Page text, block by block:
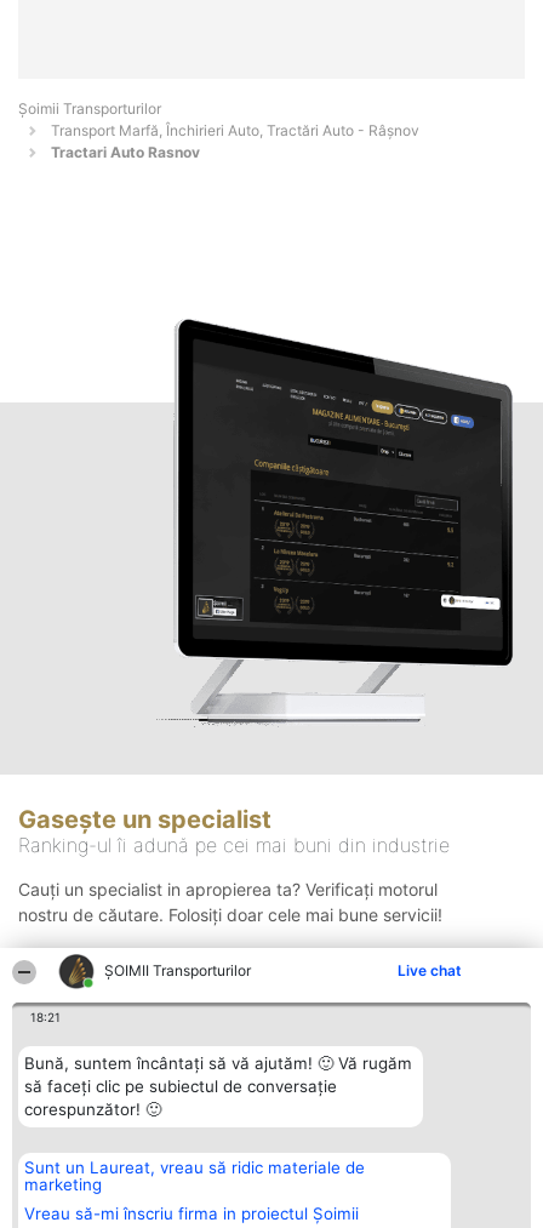
ȘOIMII Transporturilor Live chat
18:21
Bună, suntem încântați să vă ajutăm! 🙂 Vă rugăm
să faceți clic pe subiectul de conversație
corespunzător! 🙂
Sunt un Laureat, vreau să ridic materiale de
marketing
Vreau să-mi înscriu firma in proiectul Șoimii
Șoimii Transporturilor
Transport Marfă, Închirieri Auto, Tractări Auto - Râşnov
Tractari Auto Rasnov
Gasește un specialist
Ranking-ul îi adună pe cei mai buni din industrie
Cauți un specialist in apropierea ta? Verificați motorul
nostru de căutare. Folosiți doar cele mai bune servicii!
Organizator Ranking
BRIGHT SOLUTIONS BR SRL
Aleea Timisul De Sus 2 Bl. A30
Sc. A Et. 4 Ap. 13 Cod 061952
Plebiscyt
Lista Tuturor
Laureaților
Contact